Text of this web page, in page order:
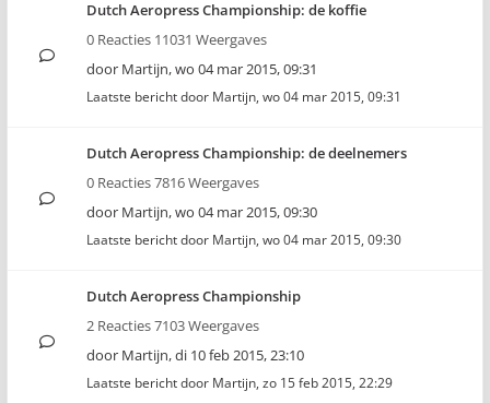
Dutch Aeropress Championship: de koffie
0 Reacties 11031 Weergaves
door Martijn,wo 04 mar 2015, 09:31
Laatste bericht door Martijn, wo 04 mar 2015, 09:31
Dutch Aeropress Championship: de deelnemers
0 Reacties 7816 Weergaves
door Martijn,wo 04 mar 2015, 09:30
Laatste bericht door Martijn, wo 04 mar 2015, 09:30
Dutch Aeropress Championship
2 Reacties 7103 Weergaves
door Martijn,di 10 feb 2015, 23:10
Laatste bericht door Martijn, zo 15 feb 2015, 22:29